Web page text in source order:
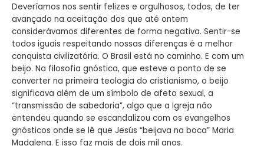
Deveríamos nos sentir felizes e orgulhosos, todos, de ter
avançado na aceitação dos que até ontem
considerávamos diferentes de forma negativa. Sentir-se
todos iguais respeitando nossas diferenças é a melhor
conquista civilizatória. O Brasil está no caminho. E com um
beijo. Na filosofia gnóstica, que esteve a ponto de se
converter na primeira teologia do cristianismo, o beijo
significava além de um símbolo de afeto sexual, a
“transmissão de sabedoria”, algo que a Igreja não
entendeu quando se escandalizou com os evangelhos
gnósticos onde se lê que Jesús “beijava na boca” Maria
Madalena. E isso faz mais de dois mil anos.